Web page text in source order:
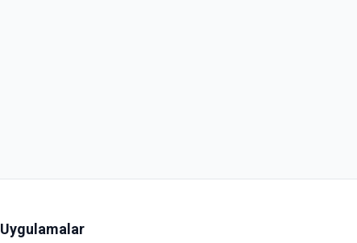
Uygulamalar